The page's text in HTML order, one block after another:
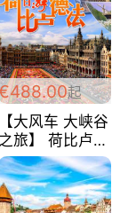
起
【大风车 大峡谷
之旅】 荷比卢德
巴黎上下 经
五国四日游
欧/人